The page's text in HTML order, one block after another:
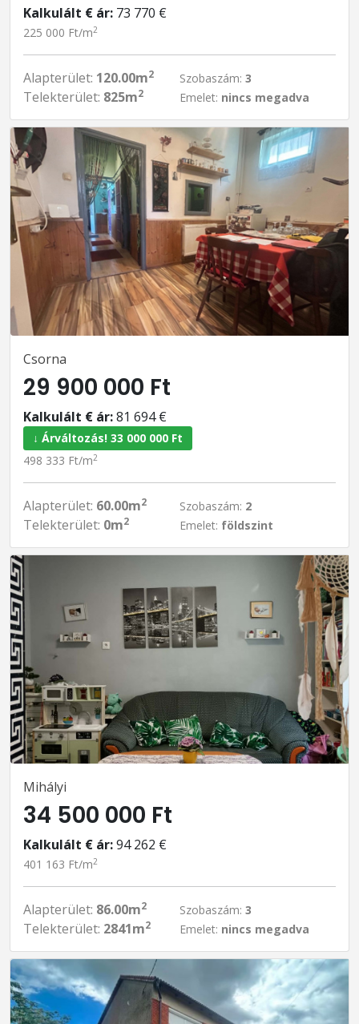
Kalkulált € ár: 73 770 €
225 000 Ft/m2
Alapterület: 120.00m2
Telekterület: 825m2
Szobaszám: 3
Emelet: nincs megadva
Csorna
29 900 000 Ft
Kalkulált € ár:81 694 €
↓ Árváltozás! 33 000 000 Ft
498 333 Ft/m2
Alapterület: 60.00m2
Telekterület: 0m2
Szobaszám: 2
Emelet: földszint
Mihályi
34 500 000 Ft
Kalkulált € ár:94 262 €
401 163 Ft/m2
Alapterület: 86.00m2
Telekterület: 2841m2
Szobaszám: 3
Emelet: nincs megadva